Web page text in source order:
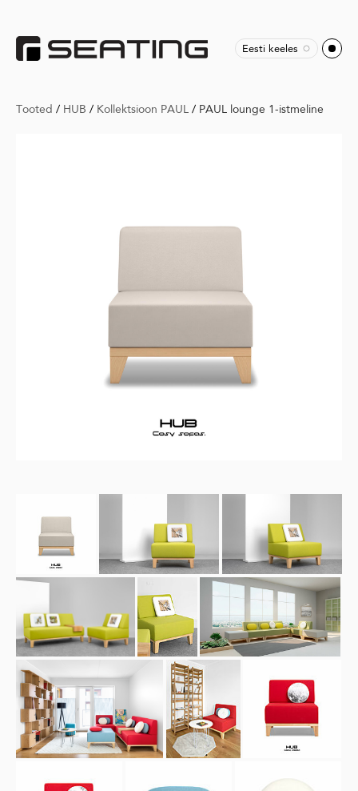
Eesti keeles
Tooted / HUB / Kollektsioon PAUL / PAUL lounge 1-istmeline